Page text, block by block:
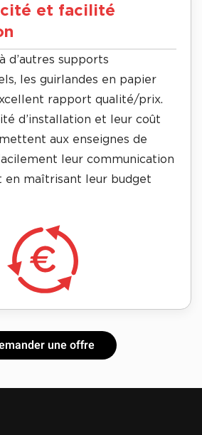
et facilité
d’autres supports
les guirlandes en papier
rapport qualité/prix.
d’installation et leur coût
aux enseignes de
leur communication
en maîtrisant leur budget
une offre